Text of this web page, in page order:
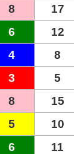
8 17
6 12
4 8
3 5
8 15
5 10
6 11